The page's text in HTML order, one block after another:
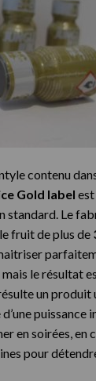
contenu
Gold label
standard. Le
fruit de plus de
le résultat
un produit
puissance
en soirées, en
pour